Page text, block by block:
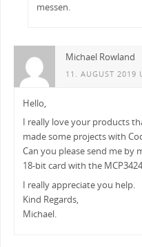
messen.
Michael Rowland
11. AUGUST 2019
Hello,
I really love your products
made some projects with
Can you please send me by
18-bit card with the
I really appreciate you help.
Kind Regards,
Michael.